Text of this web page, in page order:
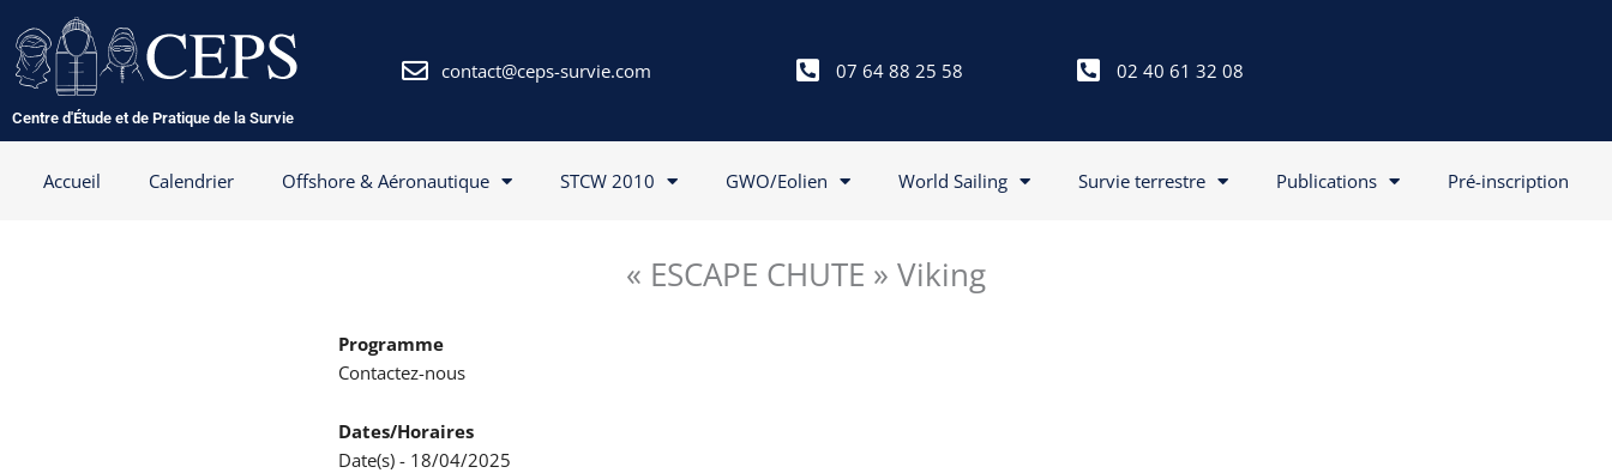
au
contenu
Centre d'Étude et de Pratique de la Survie
contact@ceps-survie.com 07 64 88 25 58 02 40 61 32 08
Accueil Calendrier Offshore & Aéronautique STCW 2010 GWO/Eolien World Sailing Survie terrestre Publications Pré-inscription
« ESCAPE CHUTE » Viking
Programme
Contactez-nous
Dates/Horaires
Date(s) - 18/04/2025